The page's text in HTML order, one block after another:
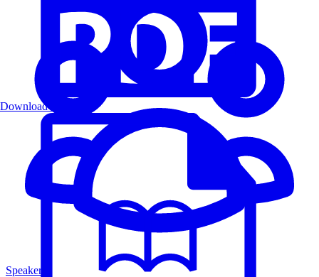
Speakers
Download PDF